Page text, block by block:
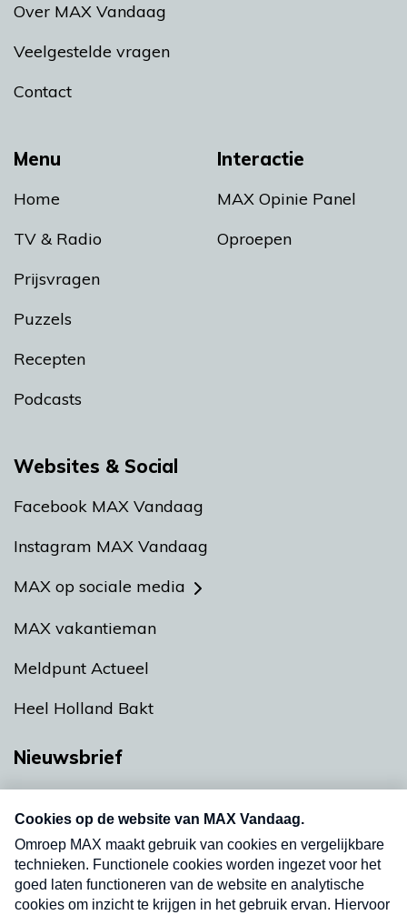
Menu
Home
TV & Radio
Prijsvragen
Puzzels
Recepten
Podcasts
Interactie
MAX Opinie Panel
Oproepen
Over MAX Vandaag
Veelgestelde vragen
Contact
Websites & Social
Facebook MAX Vandaag
Instagram MAX Vandaag
MAX op sociale media
MAX vakantieman
Meldpunt Actueel
Heel Holland Bakt
Nieuwsbrief
nieuwsbrief. Elke vrijdag- en dinsdagochtend in
uw mailbox.
Verzend